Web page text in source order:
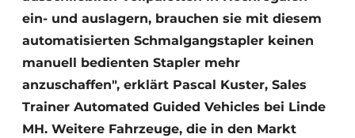
ein- und auslagern, brauchen sie mit diesem
automatisierten Schmalgangstapler keinen
manuell bedienten Stapler mehr
anzuschaffen", erklärt Pascal Kuster, Sales
Trainer Automated Guided Vehicles bei Linde
MH. Weitere Fahrzeuge, die in den Markt